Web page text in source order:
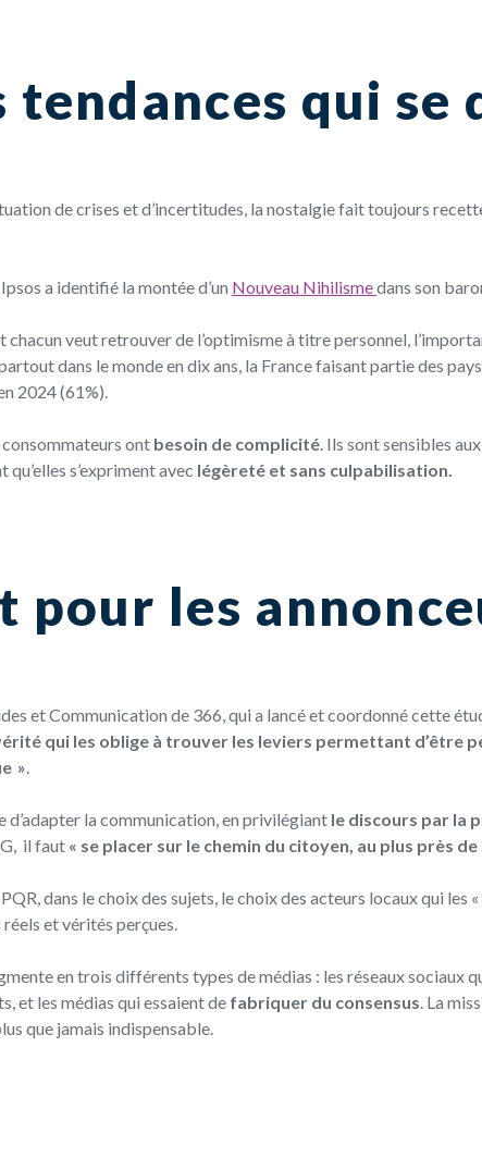
tendances qui se
de crises et d’incertitudes, la nostalgie fait toujours
Ipsos a identifié la montée d’un Nouveau Nihilismedans son
veut retrouver de l’optimisme à titre personnel,
dans le monde en dix ans, la France faisant partie des
2024 (61%).
consommateurs ont besoin de complicité. Ils sont sensibles
s’expriment avec légèreté et sans culpabilisation.
pour les
et Communication de 366, qui a lancé et coordonné cette
qui les oblige à trouver les leviers permettant d’être
».
d’adapter la communication, en privilégiant le discours par la
il faut « se placer sur le chemin du citoyen, au plus près de
dans le choix des sujets, le choix des acteurs locaux qui les
et vérités perçues.
en trois différents types de médias : les réseaux sociaux
et les médias qui essaient de fabriquer du consensus. La
que jamais indispensable.